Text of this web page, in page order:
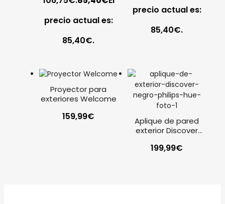
precio actual es:
85,40€.
precio actual es:
85,40€.
Proyector para
exteriores Welcome
159,99€
Aplique de pared
exterior Discover
199,99€